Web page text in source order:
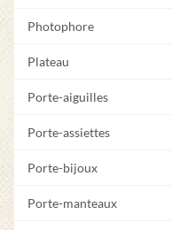
Photophore
Plateau
Porte-aiguilles
Porte-assiettes
Porte-bijoux
Porte-manteaux